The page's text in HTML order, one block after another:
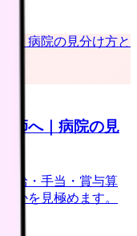
師へ｜病院の見
給・手当・賞与算
かを見極めます。